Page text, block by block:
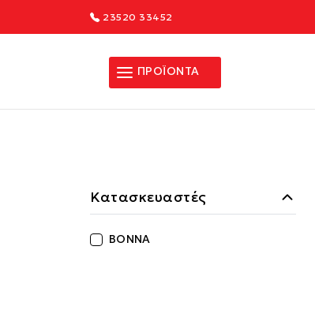
23520 33452
ΠΡΟΪΟΝΤΑ
Κατασκευαστές
BONNA